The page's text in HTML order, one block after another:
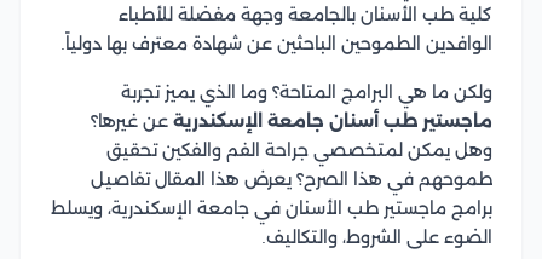
كلية طب الأسنان بالجامعة وجهة مفضلة للأطباء
الوافدين الطموحين الباحثين عن شهادة معترف بها دولياً.
ولكن ما هي البرامج المتاحة؟ وما الذي يميز تجربة
ماجستير طب أسنان جامعة الإسكندرية عن غيرها؟
وهل يمكن لمتخصصي جراحة الفم والفكين تحقيق
طموحهم في هذا الصرح؟ يعرض هذا المقال تفاصيل
برامج ماجستير طب الأسنان في جامعة الإسكندرية، ويسلط
الضوء على الشروط، والتكاليف.